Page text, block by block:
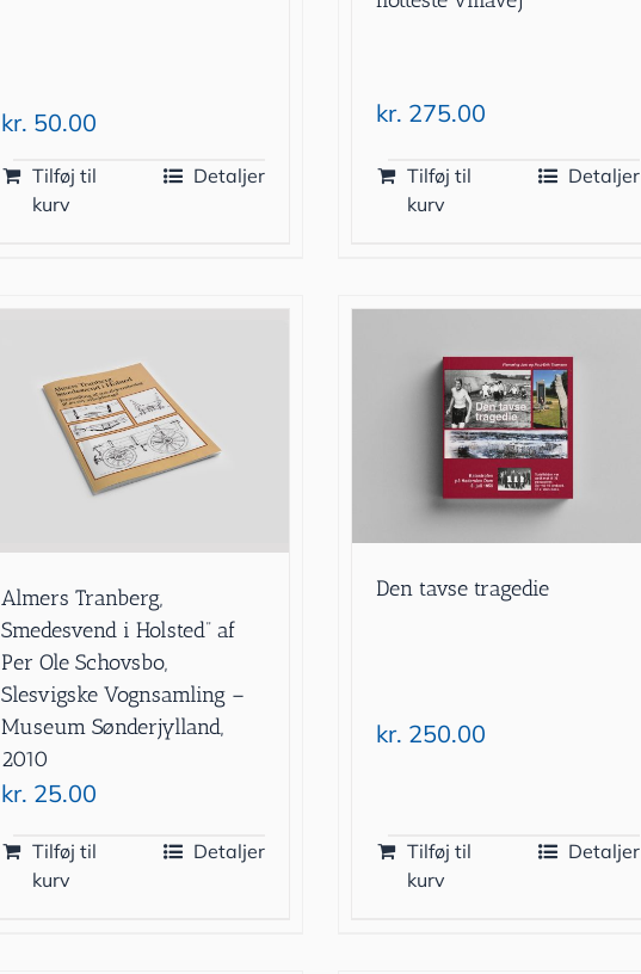
kr. 50.00
Tilføj til
kurv
Detaljer
kr. 275.00
Tilføj til
kurv
Detaljer
Almers Tranberg,
Smedesvend i Holsted” af
Per Ole Schovsbo,
Slesvigske Vognsamling –
Museum Sønderjylland,
2010
kr. 25.00
Tilføj til
kurv
Detaljer
Den tavse tragedie
kr. 250.00
Tilføj til
kurv
Detaljer